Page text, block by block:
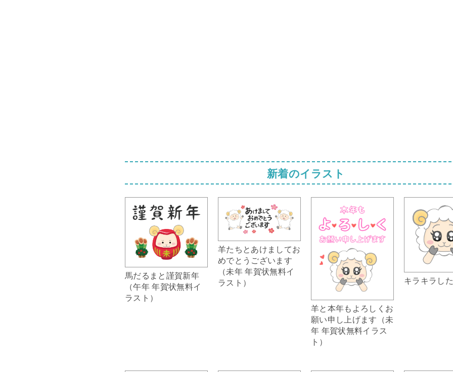
新着のイラスト
馬だるまと謹賀新年
（午年 年賀状無料イ
ラスト）
羊たちとあけましてお
めでとうございます
（未年 年賀状無料イ
ラスト）
羊と本年もよろしくお
願い申し上げます（未
年 年賀状無料イラス
ト）
キラキラし